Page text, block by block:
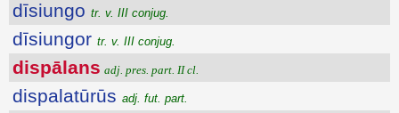
dīsiungo tr. v. III conjug.
dīsiungor tr. v. III conjug.
dispālans adj. pres. part. II cl.
dispalatūrūs adj. fut. part.